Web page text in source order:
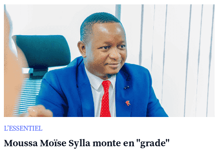
L’ESSENTIEL
Moussa Moïse Sylla monte en "grade"